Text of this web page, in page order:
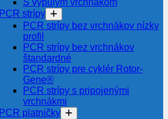
S vypulým vrchnákom
PCR strípy
PCR strípy bez vrchnákov nízky
profil
PCR strípy bez vrchnákov
štandardné
PCR strípy pre cyklér Rotor-
Gene®
PCR strípy s pripojenými
vrchnákmi
PCR platničky